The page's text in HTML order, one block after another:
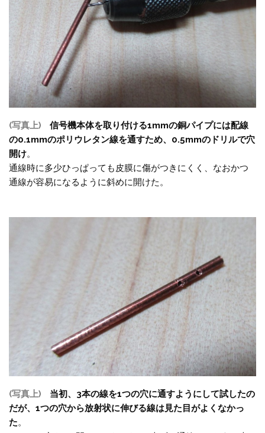
(写真上)
信号機本体を取り付ける1mmの銅パイプには配線
の0.1mmのポリウレタン線を通すため、0.5mmのドリルで穴
開け。
通線時に多少ひっぱっても皮膜に傷がつきにくく、なおかつ
通線が容易になるように斜めに開けた。
(写真上)
当初、3本の線を1つの穴に通すようにして試したの
だが、1つの穴から放射状に伸びる線は見た目がよくなかっ
た。